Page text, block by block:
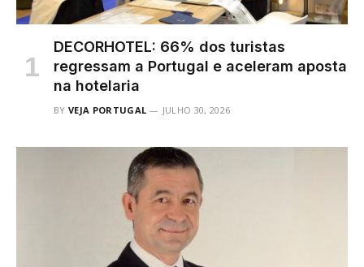
DECORHOTEL: 66% dos turistas
regressam a Portugal e aceleram aposta
na hotelaria
BY VEJA PORTUGAL JULHO 30, 2026